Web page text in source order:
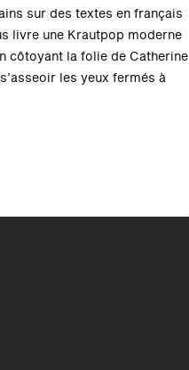
sur des textes en français
livre une Krautpop moderne
côtoyant la folie de Catherine
les yeux fermés à